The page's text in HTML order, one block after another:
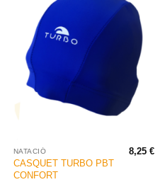
NATACIÓ
CASQUET TURBO PBT
CONFORT
8,25€